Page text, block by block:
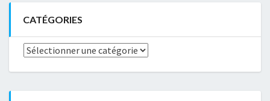
CATÉGORIES
Catégories